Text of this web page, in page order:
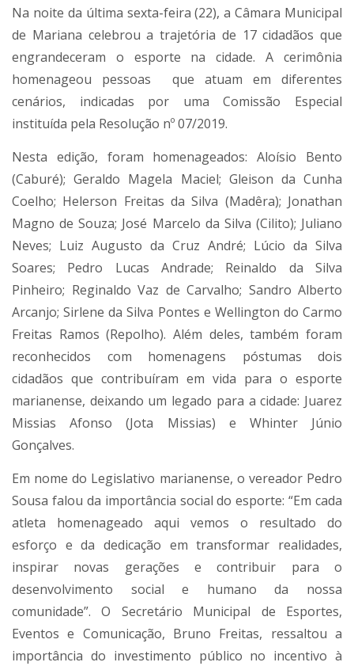
Na noite da última sexta-feira (22), a Câmara Municipal
de Mariana celebrou a trajetória de 17 cidadãos que
engrandeceram o esporte na cidade. A cerimônia
homenageou pessoas que atuam em diferentes
cenários, indicadas por uma Comissão Especial
instituída pela Resolução nº 07/2019.
Nesta edição, foram homenageados: Aloísio Bento
(Caburé); Geraldo Magela Maciel; Gleison da Cunha
Coelho; Helerson Freitas da Silva (Madêra); Jonathan
Magno de Souza; José Marcelo da Silva (Cilito); Juliano
Neves; Luiz Augusto da Cruz André; Lúcio da Silva
Soares; Pedro Lucas Andrade; Reinaldo da Silva
Pinheiro; Reginaldo Vaz de Carvalho; Sandro Alberto
Arcanjo; Sirlene da Silva Pontes e Wellington do Carmo
Freitas Ramos (Repolho). Além deles, também foram
reconhecidos com homenagens póstumas dois
cidadãos que contribuíram em vida para o esporte
marianense, deixando um legado para a cidade: Juarez
Missias Afonso (Jota Missias) e Whinter Júnio
Gonçalves.
Em nome do Legislativo marianense, o vereador Pedro
Sousa falou da importância social do esporte: “Em cada
atleta homenageado aqui vemos o resultado do
esforço e da dedicação em transformar realidades,
inspirar novas gerações e contribuir para o
desenvolvimento social e humano da nossa
comunidade”. O Secretário Municipal de Esportes,
Eventos e Comunicação, Bruno Freitas, ressaltou a
importância do investimento público no incentivo à